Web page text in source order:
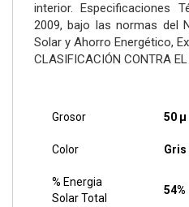
interior. Especificaciones
2009, bajo las normas del
Solar y Ahorro Energético,
CLASIFICACIÓN CONTRA EL
Grosor 50 µ
Color
% Energia
Solar Total
54%